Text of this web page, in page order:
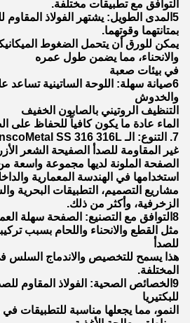
التوافق مع تطبيقات مختلفة.
بمتانتهما وقوتهما.
يمكن للورق أن يتحمل الضغوط
والانحناء، مما يضمن طول عمره
في بيئات صعبة
6صيانة سهلة: اللوحة الساتينية تساعد
والخدوش
التنظيف الروتيني بالصابون الخفيف
الماء عادة ما يكون كافياً للحفاظ على
غير المقاومة للصدأ الصفيحة الشعر
الصفحة الملونة لديها مجموعة واسعة
استخدامها في الهندسة المعمارية
مشاريع التصميم، التطبيقات البحرية
الزخرفية، وأكثر من ذلك.
8التوافق مع التصنيع: الصفحة سهلة العمل خلال عمليات التصنيع
مثل القطع والانحناء واللحام بسبب
للصدأ
هذا يسمح للتخصيص والاندماج السلس
المختلفة.
9الخصائص الصحية: الفولاذ المقاوم
للبكتيريا
النمو، مما يجعلها مناسبة للتطبيقات